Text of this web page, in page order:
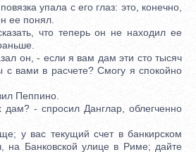
упала с его глаз: это, конечно,
ее понял.
что теперь он не находил ее
он, - если я вам дам эти сто тысяч
вами в расчете? Смогу я спокойно
Пеппино.
- спросил Данглар, облегченно
у вас текущий счет в банкирском
на Банковской улице в Риме; дайте